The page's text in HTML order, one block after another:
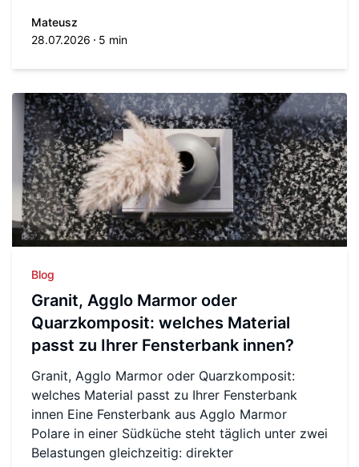
Mateusz
28.07.2026
5 min
Blog
Granit, Agglo Marmor oder
Quarzkomposit: welches Material
passt zu Ihrer Fensterbank innen?
Granit, Agglo Marmor oder Quarzkomposit:
welches Material passt zu Ihrer Fensterbank
innen Eine Fensterbank aus Agglo Marmor
Polare in einer Südküche steht täglich unter zwei
Belastungen gleichzeitig: direkter